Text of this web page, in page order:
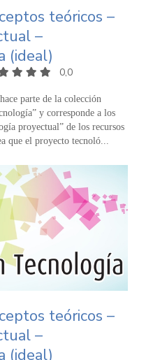
teóricos –
–
(ideal)
0,0
parte de la colección
y corresponde a los
proyectual” de los recursos
que el proyecto tecnoló...
teóricos –
–
(ideal)